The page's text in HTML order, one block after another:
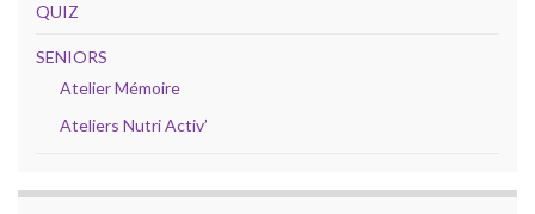
QUIZ
SENIORS
Atelier Mémoire
Ateliers Nutri Activ’